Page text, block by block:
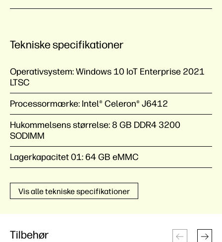
Tekniske specifikationer
Operativsystem:Windows 10 IoT Enterprise 2021
LTSC
Processormærke: Intel® Celeron® J6412
Hukommelsens størrelse:8 GB DDR4 3200
SODIMM
Lagerkapacitet 01: 64 GB eMMC
Vis alle tekniske specifikationer
Tilbehør